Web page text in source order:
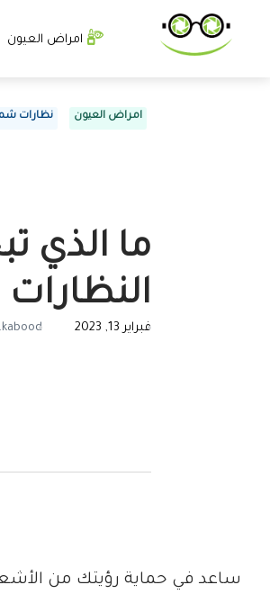
امراض العيون
امراض العيون نظارات
ما الذي
فبراير 13, 2023
ساعد في حماية رؤيتك من